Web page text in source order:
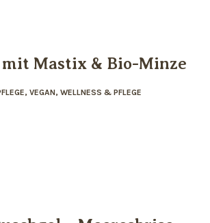
mit Mastix & Bio-Minze
, VEGAN, WELLNESS & PFLEGE